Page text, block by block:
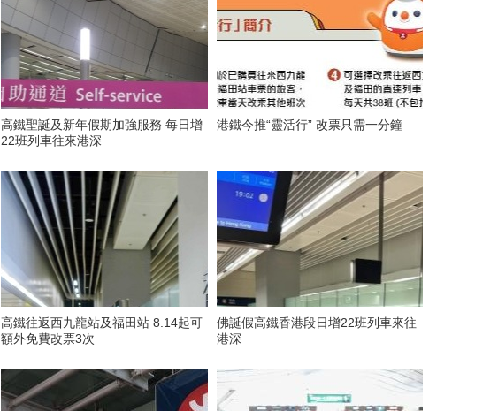
高鐵聖誕及新年假期加強服務 每日增
22班列車往來港深
港鐵今推“靈活行” 改票只需一分鐘
高鐵往返西九龍站及福田站 8.14起可
額外免費改票3次
佛誕假高鐵香港段日增22班列車來往
港深